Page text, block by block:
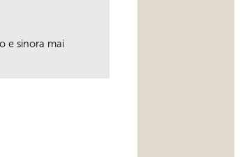
e sinora mai